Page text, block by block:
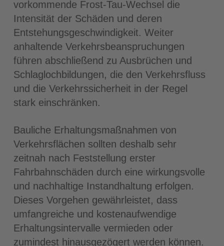
vorkommende Frost-Tau-Wechsel die
Intensität der Schäden und deren
Entstehungsgeschwindigkeit. Weiter
anhaltende Verkehrsbeanspruchungen
führen abschließend zu Ausbrüchen und
Schlaglochbildungen, die den Verkehrsfluss
und die Verkehrssicherheit in der Regel
stark einschränken.
Bauliche Erhaltungsmaßnahmen von
Verkehrsflächen sollten deshalb sehr
zeitnah nach Feststellung erster
Fahrbahnschäden durch eine wirkungsvolle
und nachhaltige Instandhaltung erfolgen.
Dieses Vorgehen gewährleistet, dass
umfangreiche und kostenaufwendige
Erhaltungsintervalle vermieden oder
zumindest hinausgezögert werden können.